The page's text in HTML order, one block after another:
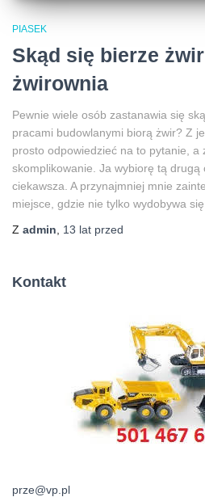
PIASEK
Skąd się bierze
żwirownia
Pewnie wiele osób zastanawia się
pracami budowlanymi biorą żwir? Z
prosto odpowiedzieć na to pytanie, a
skomplikowanie. Ja wybiorę tą drugą
ciekawsza. A przynajmniej mnie
miejsce, gdzie nie tylko wydobywa się
Z admin 13 lat przed
Kontakt
prze@vp.pl